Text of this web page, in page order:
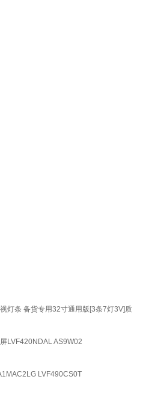
灯条 备货专用32寸通用版[3条7灯3V]质
LVF420NDAL AS9W02
LVF490CS0T